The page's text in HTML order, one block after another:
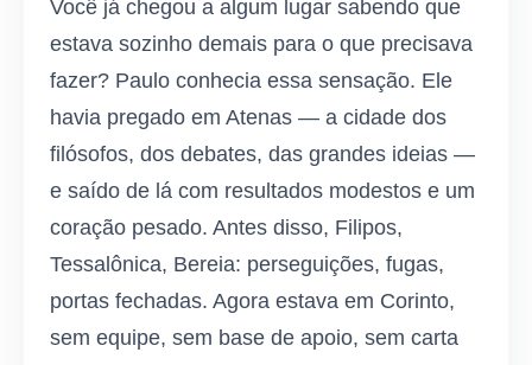
Você já chegou a algum lugar sabendo que
estava sozinho demais para o que precisava
fazer? Paulo conhecia essa sensação. Ele
havia pregado em Atenas — a cidade dos
filósofos, dos debates, das grandes ideias —
e saído de lá com resultados modestos e um
coração pesado. Antes disso, Filipos,
Tessalônica, Bereia: perseguições, fugas,
portas fechadas. Agora estava em Corinto,
sem equipe, sem base de apoio, sem carta